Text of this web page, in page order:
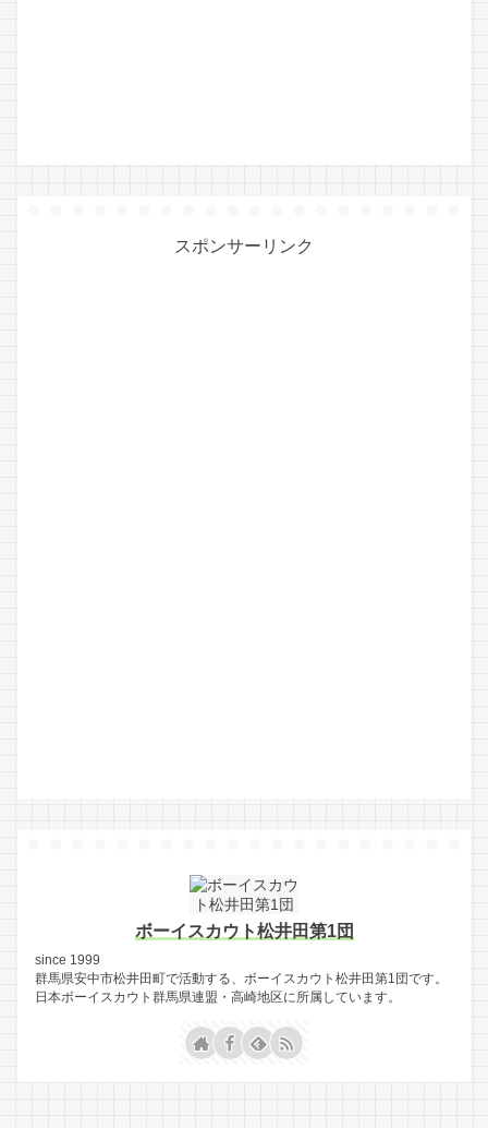
スポンサーリンク
ボーイスカウト松井田第1団
since 1999
群馬県安中市松井田町で活動する、ボーイスカウト松井田第1団です。
日本ボーイスカウト群馬県連盟・高崎地区に所属しています。